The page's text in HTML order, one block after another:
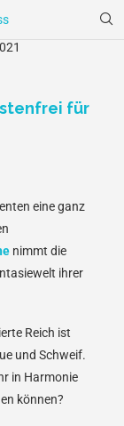
für
eine ganz
nimmt die
ihrer
Reich ist
und Schweif.
in Harmonie
können?